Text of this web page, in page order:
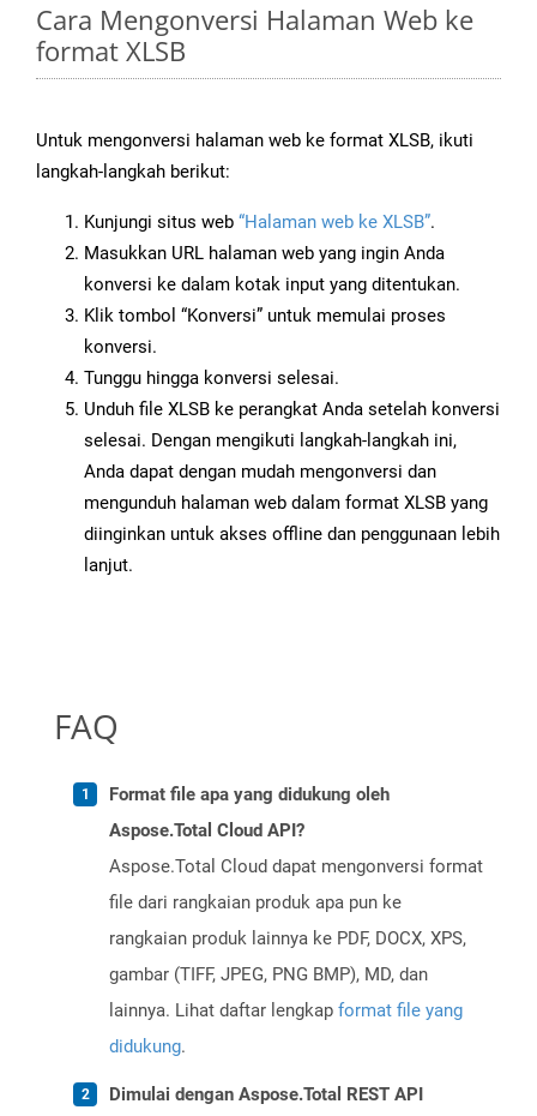
Cara Mengonversi Halaman Web ke
format XLSB
Untuk mengonversi halaman web ke format XLSB, ikuti
langkah-langkah berikut:
Kunjungi situs web “Halaman web ke XLSB”.
Masukkan URL halaman web yang ingin Anda
konversi ke dalam kotak input yang ditentukan.
Klik tombol “Konversi” untuk memulai proses
konversi.
Tunggu hingga konversi selesai.
Unduh file XLSB ke perangkat Anda setelah konversi
selesai. Dengan mengikuti langkah-langkah ini,
Anda dapat dengan mudah mengonversi dan
mengunduh halaman web dalam format XLSB yang
diinginkan untuk akses offline dan penggunaan lebih
lanjut.
FAQ
Format file apa yang didukung oleh
Aspose.Total Cloud API?
Aspose.Total Cloud dapat mengonversi format
file dari rangkaian produk apa pun ke
rangkaian produk lainnya ke PDF, DOCX, XPS,
gambar (TIFF, JPEG, PNG BMP), MD, dan
lainnya. Lihat daftar lengkap format file yang
didukung.
Dimulai dengan Aspose.Total REST API